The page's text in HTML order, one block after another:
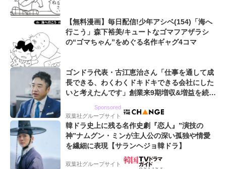
【無料漫画】毎日配信!少年アシベ(154)「海へ
行こう」森下裕美/キュートなゴマフアザラシ
の“ゴマちゃん”をめぐる名作ギャグ4コマ
ゴンドラ代表・古江恵治さん「仕事を通して成
長できる、わくわくドキドキできる会社にした
いと考えたんです」創業来9期増収&増益を続け
Sponsored
双葉社グループサイト
韓ドラ史上に残る名作史劇『恋人』”演技の
神”ナムグン・ミンが主人公の深い孤独や情愛
を繊細に表現【サランヘジョ韓ドラ】
双葉社グループサイト